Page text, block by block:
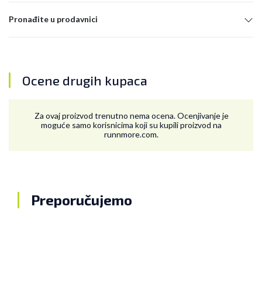
Pronađite u prodavnici
Ocene drugih kupaca
Za ovaj proizvod trenutno nema ocena. Ocenjivanje je
moguće samo korisnicima koji su kupili proizvod na
runnmore.com.
Preporučujemo